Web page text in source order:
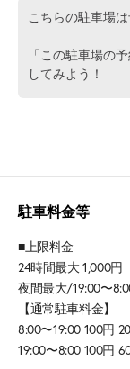
こちらの駐車場は
「この駐車場の
してみよう！
駐車料金等
■上限料金
24時間最大 1,000円
夜間最大/19:00〜
【通常駐車料金】
8:00〜19:00 100円
19:00〜8:00 100円